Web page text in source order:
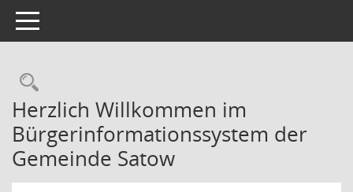
Toggle navigation
Rechercheauswahl
Herzlich Willkommen im
Bürgerinformationssystem der
Gemeinde Satow